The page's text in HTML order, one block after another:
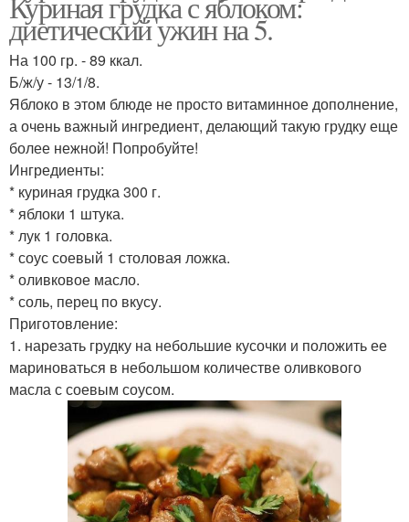
диетический ужин на 5.
На 100 гр. - 89 ккал.
Б/ж/у - 13/1/8.
Яблоко в этом блюде не просто витаминное дополнение,
а очень важный ингредиент, делающий такую грудку еще
более нежной! Попробуйте!
Ингредиенты:
* куриная грудка 300 г.
* яблоки 1 штука.
* лук 1 головка.
* соус соевый 1 столовая ложка.
* оливковое масло.
* соль, перец по вкусу.
Приготовление:
1. нарезать грудку на небольшие кусочки и положить ее
мариноваться в небольшом количестве оливкового
масла с соевым соусом.